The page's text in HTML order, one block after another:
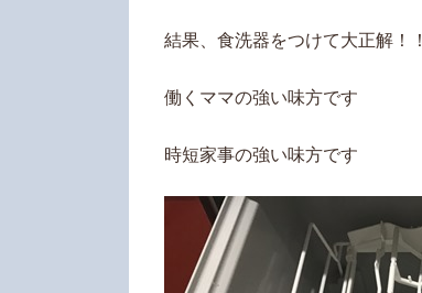
結果、食洗器をつけて大正解！！
働くママの強い味方です
時短家事の強い味方です